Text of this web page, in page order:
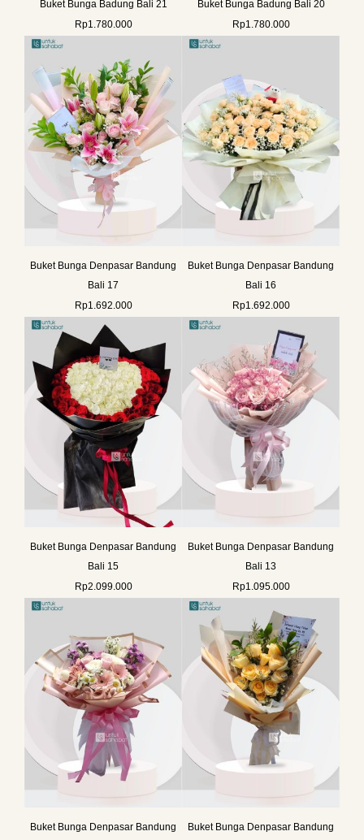
Buket Bunga Badung Bali 21
Rp1.780.000
Buket Bunga Badung Bali 20
Rp1.780.000
Buket Bunga Denpasar Bandung
Bali 17
Rp1.692.000
Buket Bunga Denpasar Bandung
Bali 16
Rp1.692.000
Buket Bunga Denpasar Bandung
Bali 15
Rp2.099.000
Buket Bunga Denpasar Bandung
Bali 13
Rp1.095.000
Buket Bunga Denpasar Bandung
Buket Bunga Denpasar Bandung